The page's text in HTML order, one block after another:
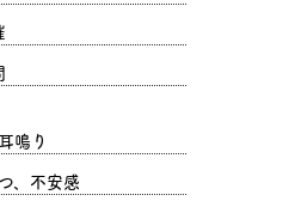
鳴り
、不安感